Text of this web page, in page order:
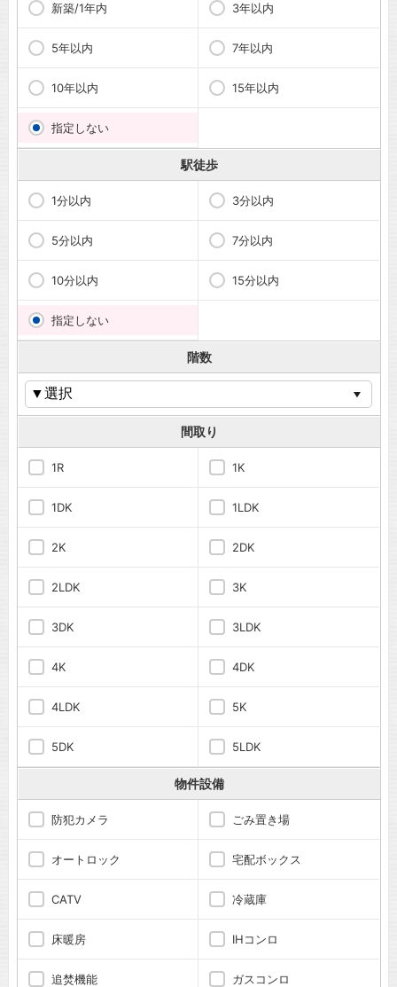
新築/1年内 3年以内
5年以内 7年以内
10年以内 15年以内
指定しない
駅徒歩
1分以内 3分以内
5分以内 7分以内
10分以内 15分以内
指定しない
階数
間取り
1R 1K
1DK 1LDK
2K 2DK
2LDK 3K
3DK 3LDK
4K 4DK
4LDK 5K
5DK 5LDK
物件設備
防犯カメラ ごみ置き場
オートロック 宅配ボックス
CATV 冷蔵庫
床暖房 IHコンロ
追焚機能 ガスコンロ